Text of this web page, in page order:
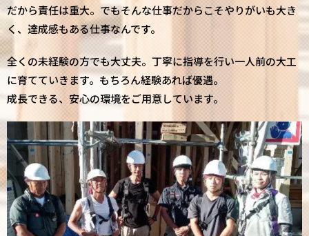
だから責任は重大。でもそんな仕事だからこそやりがいも大き
く、達成感もある仕事なんです。
全くの未経験の方でも大丈夫。丁寧に指導を行い一人前の大工
に育てていきます。もちろん経験あれば優遇。
成長できる、安心の環境をご用意しています。